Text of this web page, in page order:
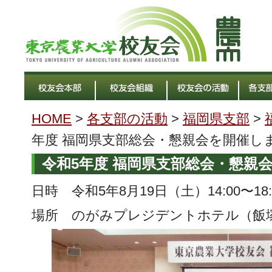
HOME > 各支部の活動 > 福岡県支部 >
年度 福岡県支部総会・懇親会を開催し
令和5年度 福岡県支部総会・懇親
日時 令和5年8月19日（土）14:00〜
場所 のがみプレジデントホテル（飯